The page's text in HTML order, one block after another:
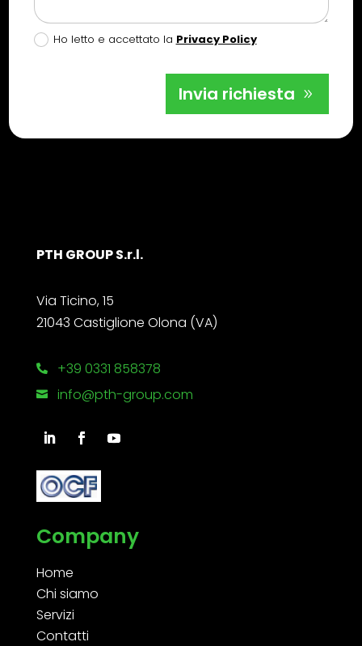
Ho letto e accettato la Privacy Policy
Invia richiesta
PTH GROUP S.r.l.
Via Ticino, 15
21043 Castiglione Olona (VA)
 +39 0331 858378
 info@pth-group.com
Company
Home
Chi siamo
Servizi
Contatti